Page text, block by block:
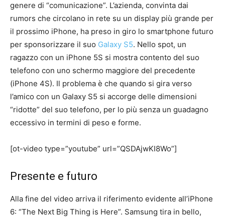
genere di “comunicazione”. L’azienda, convinta dai
rumors che circolano in rete su un display più grande per
il prossimo iPhone, ha preso in giro lo smartphone futuro
per sponsorizzare il suo Galaxy S5. Nello spot, un
ragazzo con un iPhone 5S si mostra contento del suo
telefono con uno schermo maggiore del precedente
(iPhone 4S). Il problema è che quando si gira verso
l’amico con un Galaxy S5 si accorge delle dimensioni
“ridotte” del suo telefono, per lo più senza un guadagno
eccessivo in termini di peso e forme.
[ot-video type=”youtube” url=”QSDAjwKI8Wo”]
Presente e futuro
Alla fine del video arriva il riferimento evidente all’iPhone
6: “The Next Big Thing is Here”. Samsung tira in bello,